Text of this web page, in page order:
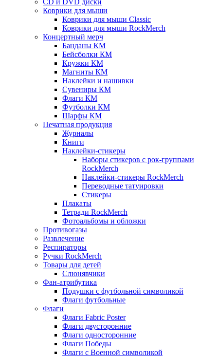
CD и DVD диски
Коврики для мыши
Коврики для мыши Classic
Коврики для мыши RockMerch
Концертный мерч
Банданы КМ
Бейсболки КМ
Кружки КМ
Магниты КМ
Наклейки и нашивки
Сувениры КМ
Флаги КМ
Футболки КМ
Шарфы КМ
Печатная продукция
Журналы
Книги
Наклейки-стикеры
Наборы стикеров с рок-группами
RockMerch
Наклейки-стикеры RockMerch
Переводные татуировки
Стикеры
Плакаты
Тетради RockMerch
Фотоальбомы и обложки
Противогазы
Развлечение
Респираторы
Ручки RockMerch
Товары для детей
Слюнявчики
Фан-атрибутика
Подушки с футбольной символикой
Флаги футбольные
Флаги
Флаги Fabric Poster
Флаги двусторонние
Флаги односторонние
Флаги Победы
Флаги с Военной символикой